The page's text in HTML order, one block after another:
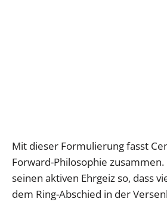
Mit dieser Formulierung fasst
Forward-Philosophie
seinen aktiven Ehrgeiz so, dass
dem Ring-Abschied in der